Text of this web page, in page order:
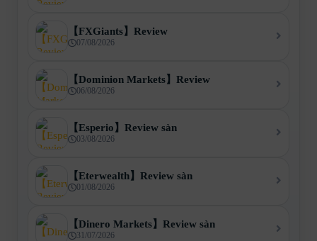
【FXGiants】Review
07/08/2026
【Dominion Markets】Review
06/08/2026
【Esperio】Review sàn
03/08/2026
【Eterwealth】Review sàn
01/08/2026
【Dinero Markets】Review sàn
31/07/2026